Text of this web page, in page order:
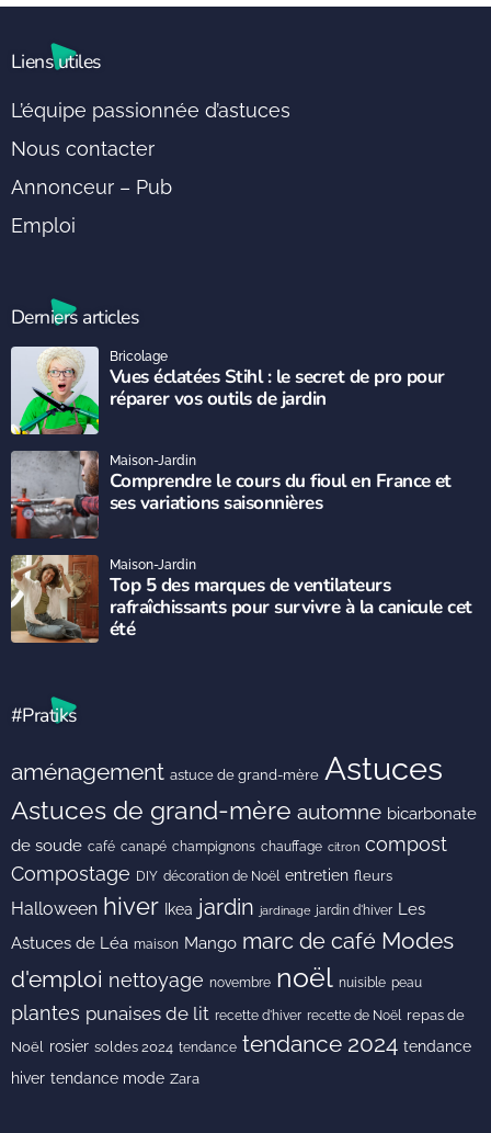
Liens utiles
L’équipe passionnée d’astuces
Nous contacter
Annonceur – Pub
Emploi
Derniers articles
Vues éclatées Stihl : le secret de pro pour
réparer vos outils de jardin
Bricolage
Comprendre le cours du fioul en France et
ses variations saisonnières
Maison-Jardin
Top 5 des marques de ventilateurs
rafraîchissants pour survivre à la canicule cet
été
Maison-Jardin
#Pratiks
aménagement astuce de grand-mère Astuces
Astuces de grand-mère automne bicarbonate
de soude café canapé champignons chauffage citron compost
Compostage DIY décoration de Noël entretien fleurs
Halloween hiver Ikea jardin jardinage jardin d'hiver Les
Astuces de Léa maison Mango marc de café Modes
d'emploi nettoyage novembre noël nuisible peau
plantes punaises de lit recette d'hiver recette de Noël repas de
Noël rosier soldes 2024 tendance tendance 2024 tendance
hiver tendance mode Zara